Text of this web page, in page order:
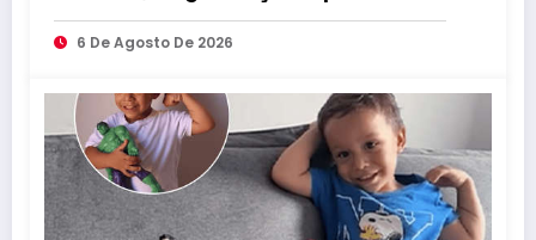
seguem ilegais
6 De Agosto De 2026